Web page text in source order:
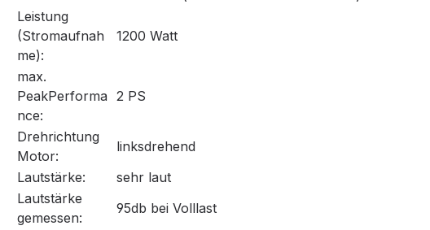
Leistung
(Stromaufnah
me):
1200 Watt
max.
PeakPerforma
nce:
2 PS
Drehrichtung
Motor:
linksdrehend
Lautstärke:
sehr laut
Lautstärke
gemessen:
95db bei Volllast